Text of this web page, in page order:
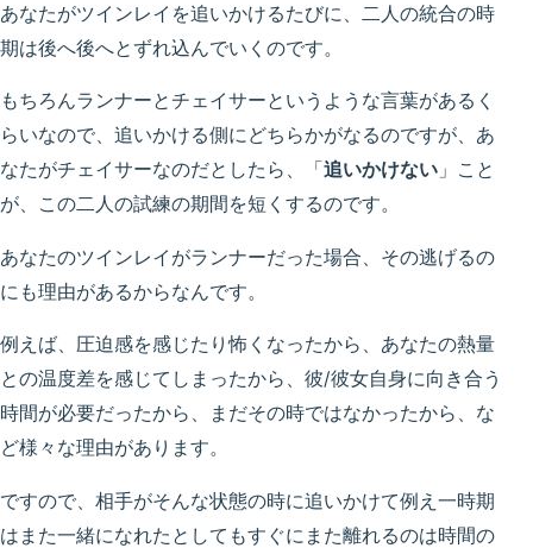
あなたがツインレイを追いかけるたびに、二人の統合の時
期は後へ後へとずれ込んでいくのです。
もちろんランナーとチェイサーというような言葉があるく
らいなので、追いかける側にどちらかがなるのですが、あ
なたがチェイサーなのだとしたら、「追いかけない 」こと
が、この二人の試練の期間を短くするのです。
あなたのツインレイがランナーだった場合、その逃げるの
にも理由があるからなんです。
例えば、圧迫感を感じたり怖くなったから、あなたの熱量
との温度差を感じてしまったから、彼/彼女自身に向き合う
時間が必要だったから、まだその時ではなかったから、な
ど様々な理由があります。
ですので、相手がそんな状態の時に追いかけて例え一時期
はまた一緒になれたとしてもすぐにまた離れるのは時間の